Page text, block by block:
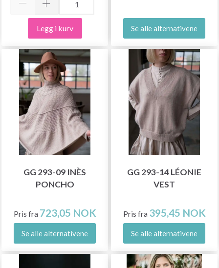
Legg i kurv Se alle alternativene
GG 293-09 INÈS
PONCHO
Pris fra 723,05 NOK
Se alle alternativene
GG 293-14 LÉONIE
VEST
Pris fra 395,45 NOK
Se alle alternativene